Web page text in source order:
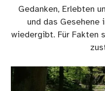
Gedanken, Erlebten
und das Gesehene
wiedergibt. Für Fakten